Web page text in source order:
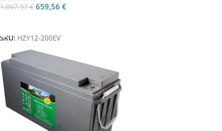
1.067,97€ 659,56 €
SKU: HZY12-200EV